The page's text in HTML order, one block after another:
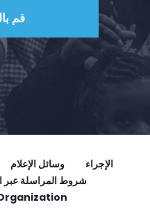
وسائل الإعلام
الإجراء
شروط المراسلة عبر